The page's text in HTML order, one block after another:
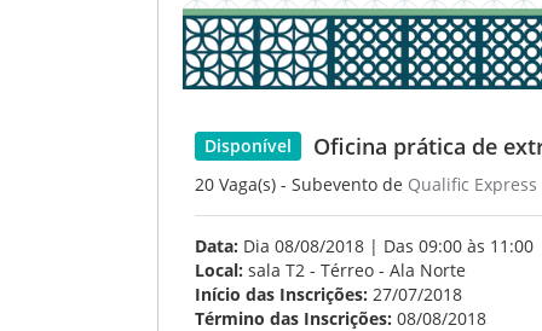
Disponível Oficina prática de
20 Vaga(s) - Subevento de Qualific Express
Data: Dia 08/08/2018 | Das 09:00 às 11:00
Local: sala T2 - Térreo - Ala Norte
Início das Inscrições: 27/07/2018
Término das Inscrições: 08/08/2018